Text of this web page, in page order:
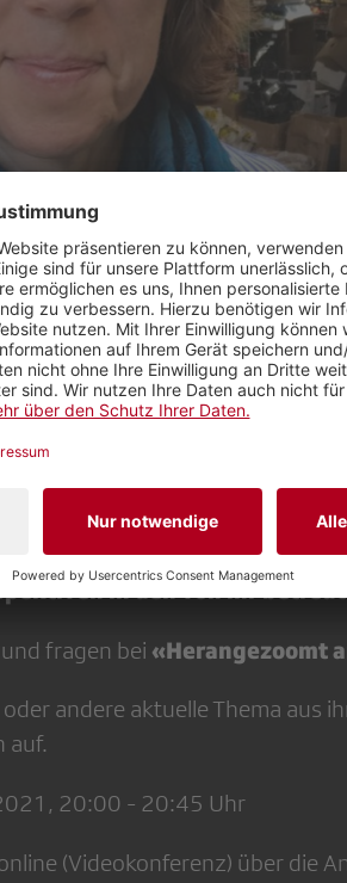
34 Jahren für Radio SRF und
Osten. Zu ihrem Gebiet
Palästinensischen Gebiete,
sie
hat sie zu kämpfen?
noch Corona – wie steht
in den von ihr
fragen bei «Herangezoomt
andere aktuelle Thema aus
auf.
20:00 - 20:45 Uhr
(Videokonferenz) über die